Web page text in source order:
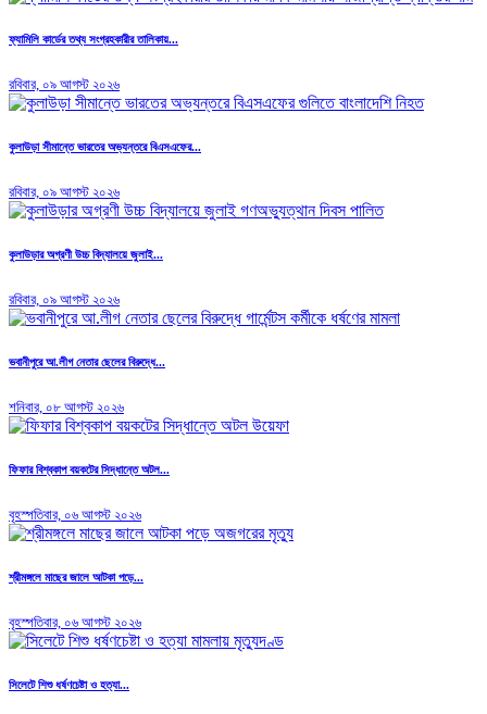
ফ্যামিলি কার্ডের তথ্য সংগ্রহকারীর তালিকায়...
রবিবার, ০৯ আগস্ট ২০২৬
কুলাউড়া সীমান্তে ভারতের অভ্যন্তরে বিএসএফের...
রবিবার, ০৯ আগস্ট ২০২৬
কুলাউড়ার অগ্রণী উচ্চ বিদ্যালয়ে জুলাই...
রবিবার, ০৯ আগস্ট ২০২৬
ভবানীপুরে আ.লীগ নেতার ছেলের বিরুদ্ধে...
শনিবার, ০৮ আগস্ট ২০২৬
ফিফার বিশ্বকাপ বয়কটের সিদ্ধান্তে অটল...
বৃহস্পতিবার, ০৬ আগস্ট ২০২৬
শ্রীমঙ্গলে মাছের জালে আটকা পড়ে...
বৃহস্পতিবার, ০৬ আগস্ট ২০২৬
সিলেটে শিশু ধর্ষণচেষ্টা ও হত্যা...